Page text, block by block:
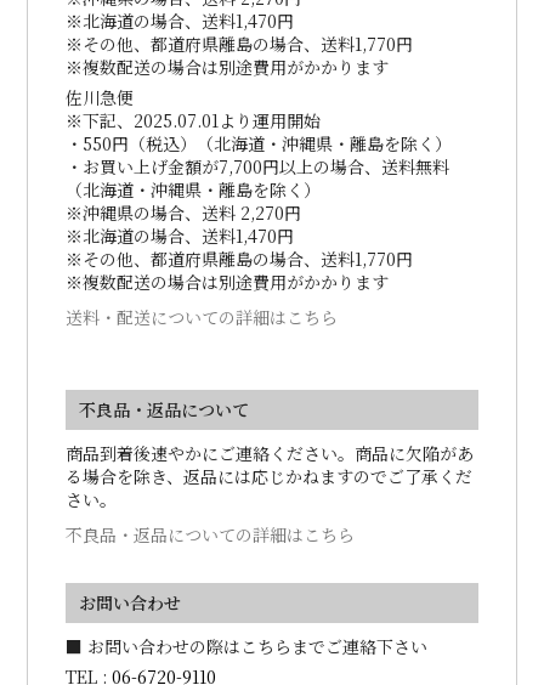
※北海道の場合、送料1,470円
※その他、都道府県離島の場合、送料1,770円
※複数配送の場合は別途費用がかかります
佐川急便
※下記、2025.07.01より運用開始
・550円（税込）（北海道・沖縄県・離島を除く）
・お買い上げ金額が7,700円以上の場合、送料無料
（北海道・沖縄県・離島を除く）
※沖縄県の場合、送料 2,270円
※北海道の場合、送料1,470円
※その他、都道府県離島の場合、送料1,770円
※複数配送の場合は別途費用がかかります
送料・配送についての詳細はこちら
不良品・返品について
商品到着後速やかにご連絡ください。商品に欠陥があ
る場合を除き、返品には応じかねますのでご了承くだ
さい。
不良品・返品についての詳細はこちら
お問い合わせ
■ お問い合わせの際はこちらまでご連絡下さい
TEL : 06-6720-9110